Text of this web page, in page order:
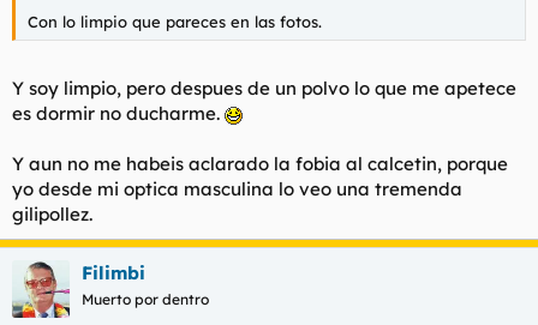
Con lo limpio que pareces en las fotos.
Y soy limpio, pero despues de un polvo lo que me apetece
es dormir no ducharme.
Y aun no me habeis aclarado la fobia al calcetin, porque
yo desde mi optica masculina lo veo una tremenda
gilipollez.
Filimbi
Muerto por dentro